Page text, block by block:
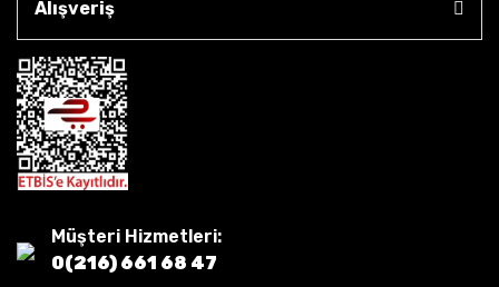
Alışveriş
Müşteri Hizmetleri:
0(216) 661 68 47